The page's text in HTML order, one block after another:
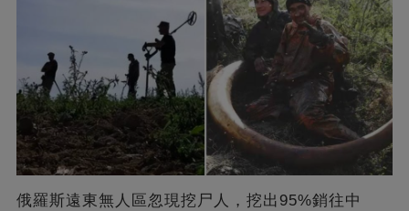
俄羅斯遠東無人區忽現挖尸人，挖出95%銷往中